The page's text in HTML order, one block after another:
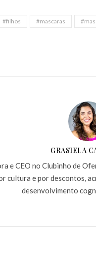
#filhos #mascaras
GRASIELA
e CEO no Clubinho de
cultura e por descontos,
desenvolvimento